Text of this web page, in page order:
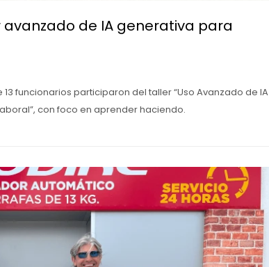
de IA generativa para
funcionarios participaron del taller “Uso Avanzado de IA
con foco en aprender haciendo.